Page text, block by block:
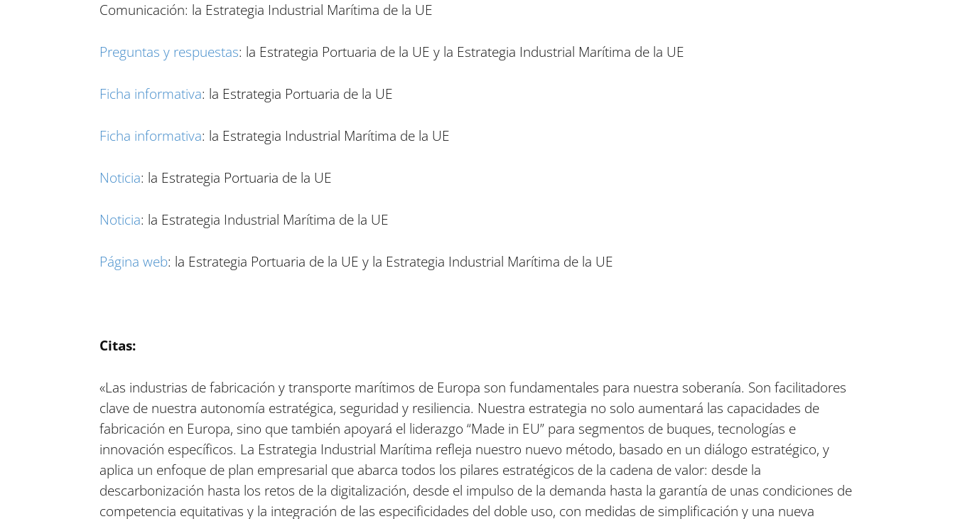
Comunicación: la Estrategia Industrial Marítima de la UE
Preguntas y respuestas: la Estrategia Portuaria de la UE y la Estrategia Industrial Marítima de la UE
Ficha informativa: la Estrategia Portuaria de la UE
Ficha informativa: la Estrategia Industrial Marítima de la UE
Noticia: la Estrategia Portuaria de la UE
Noticia: la Estrategia Industrial Marítima de la UE
Página web: la Estrategia Portuaria de la UE y la Estrategia Industrial Marítima de la UE
Citas:
«Las industrias de fabricación y transporte marítimos de Europa son fundamentales para nuestra soberanía. Son facilitadores
clave de nuestra autonomía estratégica, seguridad y resiliencia. Nuestra estrategia no solo aumentará las capacidades de
fabricación en Europa, sino que también apoyará el liderazgo “Made in EU” para segmentos de buques, tecnologías e
innovación específicos. La Estrategia Industrial Marítima refleja nuestro nuevo método, basado en un diálogo estratégico, y
aplica un enfoque de plan empresarial que abarca todos los pilares estratégicos de la cadena de valor: desde la
descarbonización hasta los retos de la digitalización, desde el impulso de la demanda hasta la garantía de unas condiciones de
competencia equitativas y la integración de las especificidades del doble uso, con medidas de simplificación y una nueva